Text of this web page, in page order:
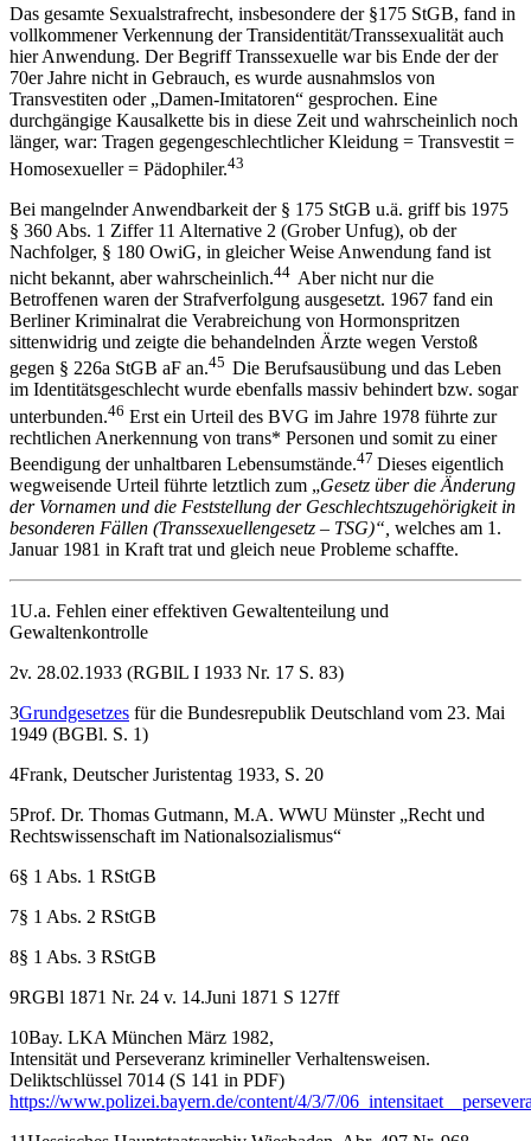
Das gesamte Sexualstrafrecht, insbesondere der §175 StGB, fand in
vollkommener Verkennung der Transidentität/Transsexualität auch
hier Anwendung. Der Begriff Transsexuelle war bis Ende der der
70er Jahre nicht in Gebrauch, es wurde ausnahmslos von
Transvestiten oder „Damen-Imitatoren“ gesprochen. Eine
durchgängige Kausalkette bis in diese Zeit und wahrscheinlich noch
länger, war: Tragen gegengeschlechtlicher Kleidung = Transvestit =
Homosexueller = Pädophiler.43
Bei mangelnder Anwendbarkeit der § 175 StGB u.ä. griff bis 1975
§ 360 Abs. 1 Ziffer 11 Alternative 2 (Grober Unfug), ob der
Nachfolger, § 180 OwiG, in gleicher Weise Anwendung fand ist
nicht bekannt, aber wahrscheinlich.44 Aber nicht nur die
Betroffenen waren der Strafverfolgung ausgesetzt. 1967 fand ein
Berliner Kriminalrat die Verabreichung von Hormonspritzen
sittenwidrig und zeigte die behandelnden Ärzte wegen Verstoß
gegen § 226a StGB aF an.45 Die Berufsausübung und das Leben
im Identitätsgeschlecht wurde ebenfalls massiv behindert bzw. sogar
unterbunden.46 Erst ein Urteil des BVG im Jahre 1978 führte zur
rechtlichen Anerkennung von trans* Personen und somit zu einer
Beendigung der unhaltbaren Lebensumstände.47 Dieses eigentlich
wegweisende Urteil führte letztlich zum „Gesetz über die Änderung
der Vornamen und die Feststellung der Geschlechtszugehörigkeit in
besonderen Fällen (Transsexuellengesetz – TSG)“, welches am 1.
Januar 1981 in Kraft trat und gleich neue Probleme schaffte.
1U.a. Fehlen einer effektiven Gewaltenteilung und
Gewaltenkontrolle
2v. 28.02.1933 (RGBlL I 1933 Nr. 17 S. 83)
3Grundgesetzes für die Bundesrepublik Deutschland vom 23. Mai
1949 (BGBl. S. 1)
4Frank, Deutscher Juristentag 1933, S. 20
5Prof. Dr. Thomas Gutmann, M.A. WWU Münster „Recht und
Rechtswissenschaft im Nationalsozialismus“
6§ 1 Abs. 1 RStGB
7§ 1 Abs. 2 RStGB
8§ 1 Abs. 3 RStGB
9RGBl 1871 Nr. 24 v. 14.Juni 1871 S 127ff
10Bay. LKA München März 1982,
Intensität und Perseveranz krimineller Verhaltensweisen.
Deliktschlüssel 7014 (S 141 in PDF)
https://www.polizei.bayern.de/content/4/3/7/